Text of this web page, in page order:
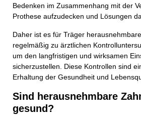
Bedenken im Zusammenhang mit der
Prothese aufzudecken und Lösungen
Daher ist es für Träger
regelmäßig zu ärztlichen
um den langfristigen und wirksamen
sicherzustellen. Diese Kontrollen sind
Erhaltung der Gesundheit und
Sind herausnehmbare
gesund?